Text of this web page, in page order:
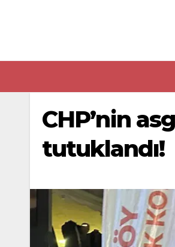
CHP’nin
tutuklandı!